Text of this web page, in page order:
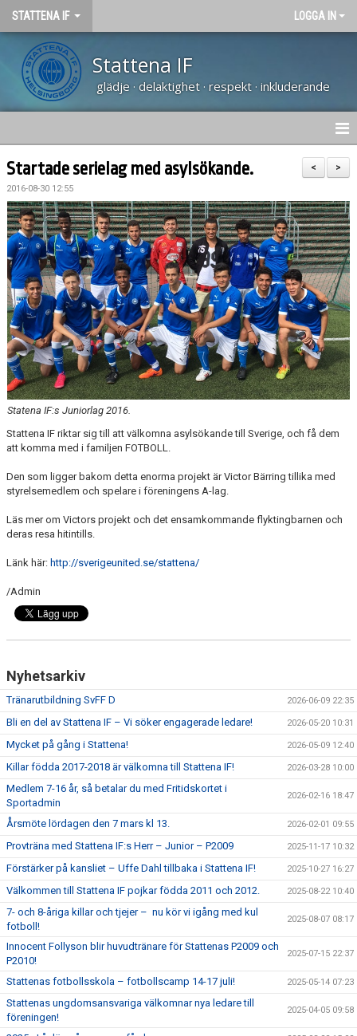
STATTENA IF LOGGA IN
Stattena IF
glädje · delaktighet · respekt · inkluderande
HEM
NYHETER
TRÄNARUTBILDNING SVFF D
OM KLUBBEN
KALENDER
VÅRA LAG
SPONSORER
DOMARE, MATCHER.
AVGIFTER
FÖRENINGSSHOP
INTRESSEANMÄLAN MEDLEM/SPELARE
>
<
Startade serielag med asylsökande.
2016-08-30 12:55
Statena IF:s Juniorlag 2016.
Stattena IF riktar sig till att välkomna asylsökande till Sverige, och få dem
att komma med i familjen FOTBOLL.
Den som ligger bakom detta enorma projekt är Victor Bärring tillika med
styrelsemedlem och spelare i föreningens A-lag.
Läs mer om Victors projekt och det ensamkommande flyktingbarnen och
deras resa hitintills.
Länk här: http://sverigeunited.se/stattena/
/Admin
Nyhetsarkiv
Tränarutbildning SvFF D 2026-06-09 22:35
Bli en del av Stattena IF – Vi söker engagerade ledare! 2026-05-20 10:31
Mycket på gång i Stattena! 2026-05-09 12:40
Killar födda 2017-2018 är välkomna till Stattena IF! 2026-03-28 10:00
Medlem 7-16 år, så betalar du med Fritidskortet i
Sportadmin
2026-02-16 18:47
Årsmöte lördagen den 7 mars kl 13. 2026-02-01 09:55
Provträna med Stattena IF:s Herr – Junior – P2009 2025-11-17 10:32
Förstärker på kansliet – Uffe Dahl tillbaka i Stattena IF! 2025-10-27 16:27
Välkommen till Stattena IF pojkar födda 2011 och 2012. 2025-08-22 10:40
7- och 8-åriga killar och tjejer – nu kör vi igång med kul
fotboll!
2025-08-07 08:17
Innocent Follyson blir huvudtränare för Stattenas P2009 och
P2010!
2025-07-15 22:37
Stattenas fotbollsskola – fotbollscamp 14-17 juli! 2025-05-14 07:23
Stattenas ungdomsansvariga välkomnar nya ledare till
föreningen!
2025-04-05 09:58